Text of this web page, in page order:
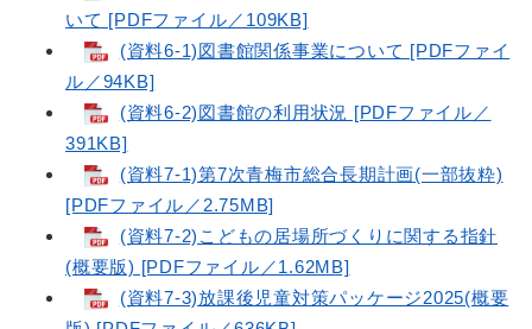
いて [PDFファイル／109KB]
(資料6-1)図書館関係事業について [PDFファイ
ル／94KB]
(資料6-2)図書館の利用状況 [PDFファイル／
391KB]
(資料7-1)第7次青梅市総合長期計画(一部抜粋)
[PDFファイル／2.75MB]
(資料7-2)こどもの居場所づくりに関する指針
(概要版) [PDFファイル／1.62MB]
(資料7-3)放課後児童対策パッケージ2025(概要